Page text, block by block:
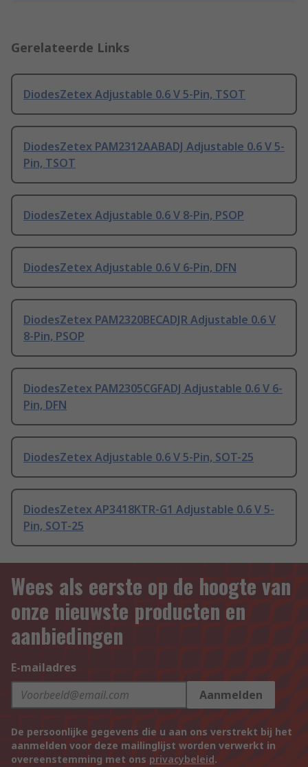
Gerelateerde Links
DiodesZetex Adjustable 0.6 V 5-Pin, TSOT
DiodesZetex PAM2312AABADJ Adjustable 0.6 V 5-
Pin, TSOT
DiodesZetex Adjustable 0.6 V 8-Pin, PSOP
DiodesZetex Adjustable 0.6 V 6-Pin, DFN
DiodesZetex PAM2320BECADJR Adjustable 0.6 V
8-Pin, PSOP
DiodesZetex PAM2305CGFADJ Adjustable 0.6 V 6-
Pin, DFN
DiodesZetex Adjustable 0.6 V 5-Pin, SOT-25
DiodesZetex AP3418KTR-G1 Adjustable 0.6 V 5-
Pin, SOT-25
Wees als eerste op de hoogte van
onze nieuwste producten en
aanbiedingen
E-mailadres
Aanmelden
De persoonlijke gegevens die u aan ons verstrekt bij het
aanmelden voor deze mailinglijst worden verwerkt in
overeenstemming met ons privacybeleid.